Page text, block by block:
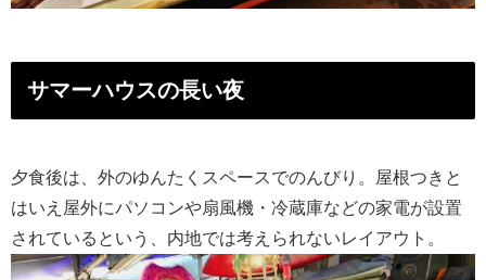
サマーハウスの長い夜
夕食後は、外のゆんたくスペースでのんびり。屋根つきと
はいえ屋外にパソコンや扇風機・冷蔵庫などの家電が設置
されているという、内地では考えられないレイアウト。